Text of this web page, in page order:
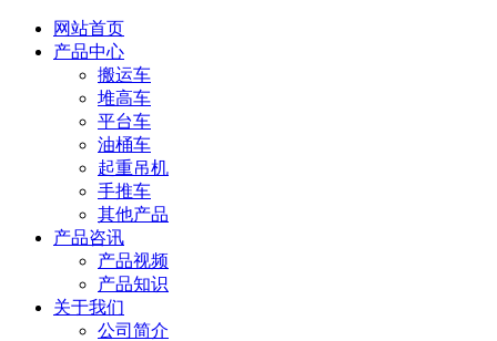
网站首页
产品中心
搬运车
堆高车
平台车
油桶车
起重吊机
手推车
其他产品
产品咨讯
产品视频
产品知识
关于我们
公司简介